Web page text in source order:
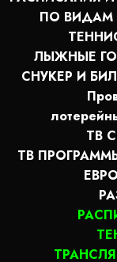
ПО ВИДАМ
ЛЫЖНЫЕ
СНУКЕР И
ТВ
ТВ